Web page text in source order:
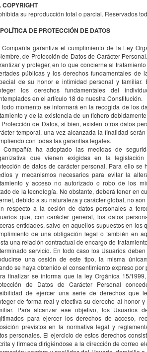
COPYRIGHT
su reproducción total o parcial. Reservados
DE PROTECCIÓN DE DATOS
Compañía garantiza el cumplimiento de la Ley
de Protección de Datos de Carácter
y proteger, en lo que concierne al
públicas y los derechos fundamentales de
de su honor e intimidad personal y familiar.
los derechos fundamentales del
en el artículo 18 de nuestra Constitución.
todo momento se informará en la recogida de los
y de la existencia de un fichero
de Datos, si bien, existen otros datos
temporal, una vez alcanzada la finalidad
con todas las garantías legales.
Compañía ha adoptado las medidas de
que vienen exigidas en la
de datos de carácter personal. Para ello se
y mecanismos necesarios para evitar la
y acceso no autorizado o robo de los
de la tecnología. No obstante, deberá tener en
debido a su naturaleza y carácter global, no
respecto a la cesión de datos personales a
que, con carácter general, los datos
entidades, salvo en aquellos supuestos en los
de una obligación legal o también en
una relación contractual de encargo de
servicio. En todo caso los Usuarios
una cesión de este tipo, la misma
se haya obtenido el consentimiento expreso por
finalizar se informa que la ley Orgánica 15/
de Datos de Carácter Personal
de ejercer una serie de derechos que
de forma real y efectiva su derecho al honor
Para alcanzar ese objetivo, los Usuarios
para ejercer los derechos de acceso,
previstos en la normativa legal y
personales. El ejercicio de estos derechos
y firmada dirigiéndose a la dirección de correo